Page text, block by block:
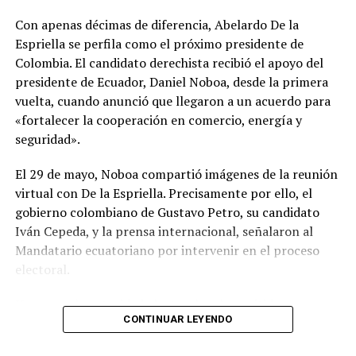
1.-Aceptar a trámite la solicitud de Autorización de Uso
y/o Aprovechamiento de Agua paraMINERÍA, por
haberse emitido el Certificado de Disponibilidad de Agua
(CDA), en cumplimiento con el artículo 23 de la Ley
Orgánica de Recursos Hídricos, Usos y Aprovechamiento
del Agua, y en concordancia con el artículo 107 del
expuesto, se dispone el cumplimiento de las siguientes
diligencias.
2.-Notifíquese a los señores:
MARIA ROSARIO SANCHEZ BUCLE
ANGEL BENITO CABRERA TORRES
Con apenas décimas de diferencia, Abelardo De la
Espriella se perfila como el próximo presidente de
Colombia. El candidato derechista recibió el apoyo del
presidente de Ecuador, Daniel Noboa, desde la primera
vuelta, cuando anunció que llegaron a un acuerdo para
«fortalecer la cooperación en comercio, energía y
seguridad».
El 29 de mayo, Noboa compartió imágenes de la reunión
virtual con De la Espriella. Precisamente por ello, el
gobierno colombiano de Gustavo Petro, su candidato
Iván Cepeda, y la prensa internacional, señalaron al
Mandatario ecuatoriano por intervenir en el proceso
electoral.
Y, aunque la autoridad electoral no ha emitido
resultados definitivos en Colombia, la derecha regional
CONTINUAR LEYENDO